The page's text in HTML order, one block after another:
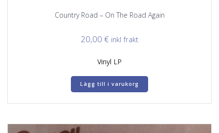
Country Road – On The Road Again
20,00 € inkl frakt
Vinyl LP
Lägg till i varukorg